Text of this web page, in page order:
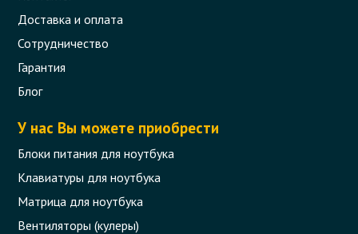
Доставка и оплата
Сотрудничество
Гарантия
Блог
У нас Вы можете приобрести
Блоки питания для ноутбука
Клавиатуры для ноутбука
Матрица для ноутбука
Вентиляторы (кулеры)